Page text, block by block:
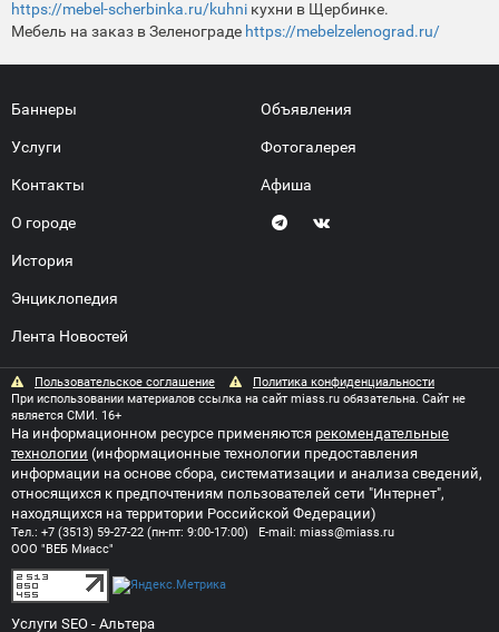
https://mebel-scherbinka.ru/kuhni кухни в Щербинке.
Мебель на заказ в Зеленограде https://mebelzelenograd.ru/
Баннеры
Услуги
Контакты
О городе
История
Энциклопедия
Лента Новостей
Объявления
Фотогалерея
Афиша
Пользовательское соглашение
Политика конфиденциальности
При использовании материалов ссылка на сайт miass.ru обязательна. Сайт не
является СМИ. 16+
На информационном ресурсе применяются рекомендательные
технологии (информационные технологии предоставления
информации на основе сбора, систематизации и анализа сведений,
относящихся к предпочтениям пользователей сети "Интернет",
находящихся на территории Российской Федерации)
Тел.: +7 (3513) 59-27-22 (пн-пт: 9:00-17:00) E-mail: miass@miass.ru
ООО "ВЕБ Миасс"
Услуги SEO - Альтера